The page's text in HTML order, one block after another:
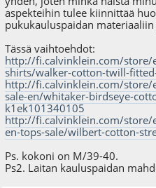
aspekteihin tulee kiinnittää
pukukauluspaidan
Tässä vaihtoehdot:
http://fi.calvinklein.com/
shirts/walker-cotton-twill-
http://fi.calvinklein.com/
sale-en/whitaker-birdseye-
k1ek101340105
http://fi.calvinklein.com/
en-tops-sale/wilbert-cotton-
Ps. kokoni on M/39-40.
Ps2. Laitan kauluspaidan